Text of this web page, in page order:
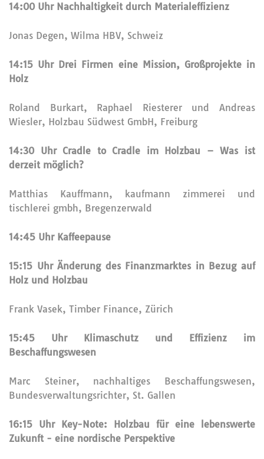
14:00 Uhr Nachhaltigkeit durch Materialeffizienz
Jonas Degen, Wilma HBV, Schweiz
14:15 Uhr Drei Firmen eine Mission, Großprojekte in
Holz
Roland Burkart, Raphael Riesterer und Andreas
Wiesler, Holzbau Südwest GmbH, Freiburg
14:30 Uhr Cradle to Cradle im Holzbau – Was ist
derzeit möglich?
Matthias Kauffmann, kaufmann zimmerei und
tischlerei gmbh, Bregenzerwald
14:45 Uhr Kaffeepause
15:15 Uhr Änderung des Finanzmarktes in Bezug auf
Holz und Holzbau
Frank Vasek, Timber Finance, Zürich
15:45 Uhr Klimaschutz und Effizienz im
Beschaffungswesen
Marc Steiner, nachhaltiges Beschaffungswesen,
Bundesverwaltungsrichter, St. Gallen
16:15 Uhr Key-Note: Holzbau für eine lebenswerte
Zukunft - eine nordische Perspektive